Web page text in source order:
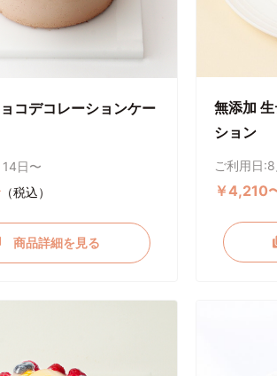
コデコレーションケー
日〜
（税込）
商品詳細を見る
無添加
ション
ご利用日
￥4,210